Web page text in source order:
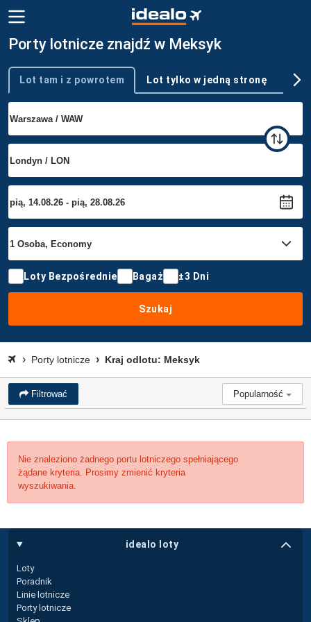
Porty lotnicze znajdź w Meksyk
Typ podróży
Lot tam i z powrotem Lot tylko w jedną stronę
Loty Bezpośrednie Bagaż ±3 Dni
Szukaj
Porty lotnicze Kraj odlotu: Meksyk
Filtrować Popularność
Nie znaleziono żadnego portu lotniczego spełniającego
żądane kryteria. Prosimy zmienić kryteria
wyszukiwania.
idealo loty
Loty
Poradnik
Linie lotnicze
Porty lotnicze